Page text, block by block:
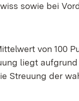
sowie bei
von 100
liegt
Streuung der